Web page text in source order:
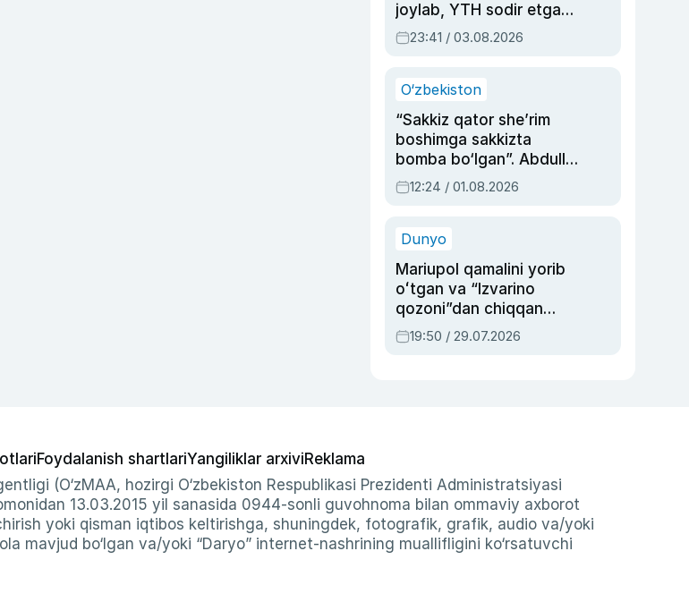
joylab, YTH sodir etgan
ayolga sud hukmi o‘qildi
23:41 / 03.08.2026
O‘zbekiston
“Sakkiz qator she’rim
boshimga sakkizta
bomba bo‘lgan”. Abdulla
Oripovni siyosiy
ayblovlardan asrab
12:24 / 01.08.2026
Dunyo
Mariupol qamalini yorib
oʻtgan va “Izvarino
qozoni”dan chiqqan
qahramon — Ukraina
armiyasi bosh
19:50 / 29.07.2026
Foydalanish shartlariYangiliklar arxiviReklama
(O‘zMAA, hozirgi O‘zbekiston Respublikasi Prezidenti Administratsiyasi
13.03.2015 yil sanasida 0944-sonli guvohnoma bilan ommaviy axborot
yoki qisman iqtibos keltirishga, shuningdek, fotografik, grafik, audio va/yoki
mavjud bo‘lgan va/yoki “Daryo” internet-nashrining muallifligini ko‘rsatuvchi